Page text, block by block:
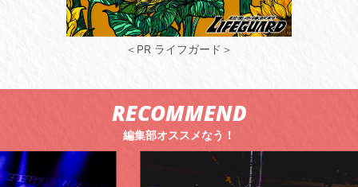
＜PR ライフガード＞
RECOMMEND
編集部オススメなう！